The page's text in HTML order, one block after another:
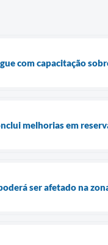
com capacitação
melhorias em
ser afetado na